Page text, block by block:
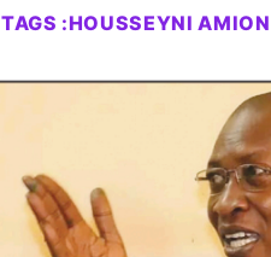
TAGS :HOUSSEYNI